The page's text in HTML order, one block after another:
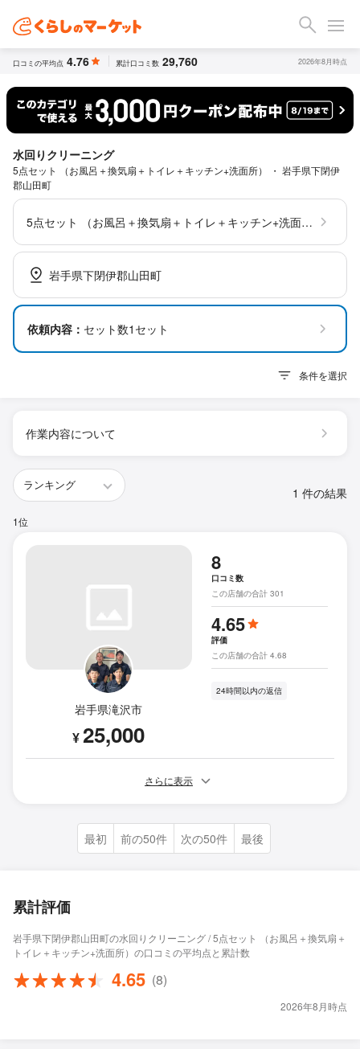
口コミの平均点 4.76 累計口コミ数 29,760 2026年8月時点
水回りクリーニング
5点セット （お風呂＋換気扇＋トイレ＋キッチン+洗面所） ・ 岩手県下閉伊
郡山田町
5点セット （お風呂＋換気扇＋トイレ＋キッチン+洗面所）
岩手県下閉伊郡山田町
依頼内容： セット数1セット
条件を選択
作業内容について
1 件の結果
1位
岩手県滝沢市
¥25,000
8
口コミ数
この店舗の合計 301
4.65
評価
この店舗の合計 4.68
24時間以内の返信
さらに表示
最初 前の50件 次の50件 最後
累計評価
岩手県下閉伊郡山田町の水回りクリーニング / 5点セット （お風呂＋換気扇＋
トイレ＋キッチン+洗面所）の口コミの平均点と累計数
4.65 (8)
2026年8月時点